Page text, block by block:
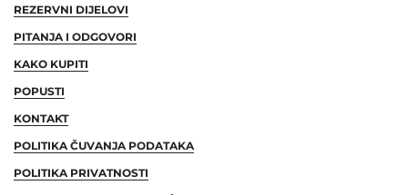
REZERVNI DIJELOVI
PITANJA I ODGOVORI
KAKO KUPITI
POPUSTI
KONTAKT
POLITIKA ČUVANJA PODATAKA
POLITIKA PRIVATNOSTI